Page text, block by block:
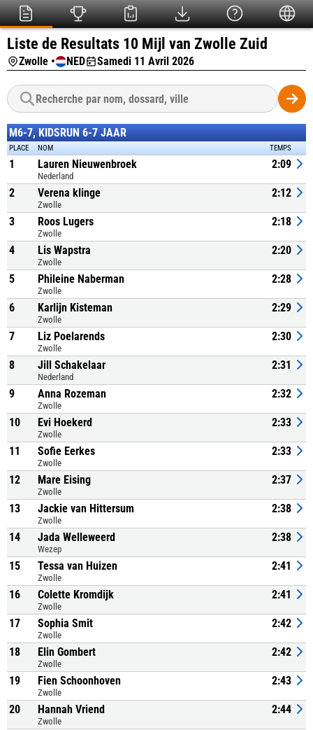
Liste de Resultats 10 Mijl van Zwolle Zuid
Zwolle • NED Samedi 11 Avril 2026
M6-7, KIDSRUN 6-7 JAAR
PLACE NOM TEMPS
1 Lauren Nieuwenbroek
Nederland
2:09
2 Verena klinge
Zwolle
2:12
3 Roos Lugers
Zwolle
2:18
4 Lis Wapstra
Zwolle
2:20
5 Phileine Naberman
Zwolle
2:28
6 Karlijn Kisteman
Zwolle
2:29
7 Liz Poelarends
Zwolle
2:30
8 Jill Schakelaar
Nederland
2:31
9 Anna Rozeman
Zwolle
2:32
10 Evi Hoekerd
Zwolle
2:33
11 Sofie Eerkes
Zwolle
2:33
12 Mare Eising
Zwolle
2:37
13 Jackie van Hittersum
Zwolle
2:38
14 Jada Welleweerd
Wezep
2:38
15 Tessa van Huizen
Zwolle
2:41
16 Colette Kromdijk
Zwolle
2:41
17 Sophia Smit
Zwolle
2:42
18 Elin Gombert
Zwolle
2:42
19 Fien Schoonhoven
Zwolle
2:43
20 Hannah Vriend
Zwolle
2:44